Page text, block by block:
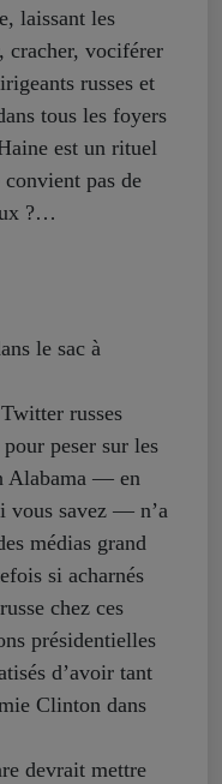
laissant les
cracher, vociférer
russes et
tous les foyers
est un rituel
pas de
?…
le sac à
russes
peser sur les
Alabama — en
vous savez — n’a
médias grand
si acharnés
chez ces
présidentielles
d’avoir tant
Clinton dans
devrait mettre